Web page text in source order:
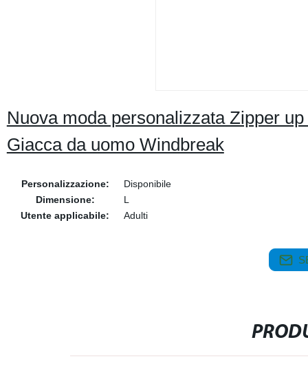
Nuova moda personalizzata Zipper
Giacca da uomo Windbreak
Personalizzazione:
Disponibile
Dimensione:
L
Utente applicabile:
Adulti